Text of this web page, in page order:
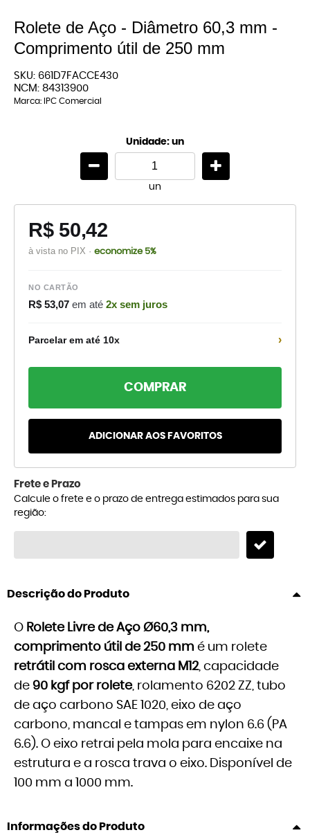
Rolete de Aço - Diâmetro 60,3 mm -
Comprimento útil de 250 mm
SKU: 661D7FACCE430
NCM: 84313900
Marca: IPC Comercial
Unidade: un
un
R$ 50,42
à vista no PIX · economize 5%
NO CARTÃO
R$ 53,07 em até 2x sem juros
Parcelar em até 10x ›
COMPRAR
ADICIONAR AOS FAVORITOS
Frete e Prazo
Calcule o frete e o prazo de entrega estimados para sua
região:
Descrição do Produto
O Rolete Livre de Aço Ø60,3 mm,
comprimento útil de 250 mm é um rolete
retrátil com rosca externa M12, capacidade
de 90 kgf por rolete, rolamento 6202 ZZ, tubo
de aço carbono SAE 1020, eixo de aço
carbono, mancal e tampas em nylon 6.6 (PA
6.6). O eixo retrai pela mola para encaixe na
estrutura e a rosca trava o eixo. Disponível de
100 mm a 1000 mm.
Informações do Produto